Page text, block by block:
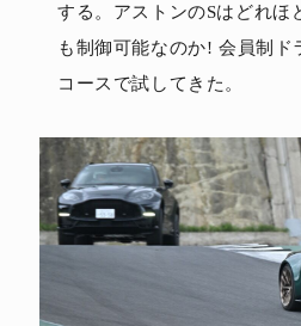
する。アストンのSはどれほ
も制御可能なのか! 会員制ド
コースで試してきた。